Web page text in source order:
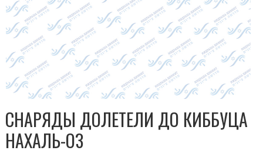
СНАРЯДЫ ДОЛЕТЕЛИ ДО КИББУЦА
НАХАЛЬ-ОЗ